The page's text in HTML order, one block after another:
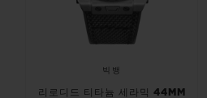
빅뱅
리로디드 티타늄 세라믹 44MM